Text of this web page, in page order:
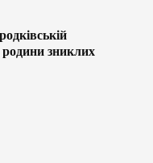
родини зниклих